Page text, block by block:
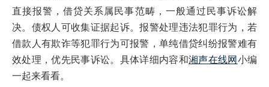
直接报警，借贷关系属民事范畴，一般通过民事诉讼解
决。债权人可收集证据起诉。报警处理违法犯罪行为，若
借款人有欺诈等犯罪行为可报警，单纯借贷纠纷报警难有
效处理，优先民事诉讼。具体详细内容和湘声在线网 小编
一起来看看。